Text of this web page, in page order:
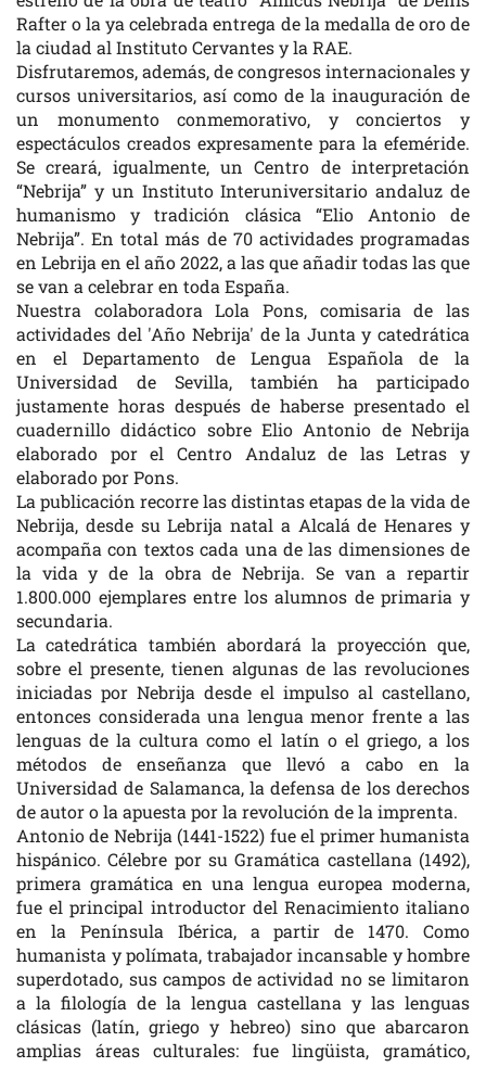
Rafter o la ya celebrada entrega de la medalla de oro de
la ciudad al Instituto Cervantes y la RAE.
Disfrutaremos, además, de congresos internacionales y
cursos universitarios, así como de la inauguración de
un monumento conmemorativo, y conciertos y
espectáculos creados expresamente para la efeméride.
Se creará, igualmente, un Centro de interpretación
“Nebrija” y un Instituto Interuniversitario andaluz de
humanismo y tradición clásica “Elio Antonio de
Nebrija”. En total más de 70 actividades programadas
en Lebrija en el año 2022, a las que añadir todas las que
se van a celebrar en toda España.
Nuestra colaboradora Lola Pons, comisaria de las
actividades del 'Año Nebrija' de la Junta y catedrática
en el Departamento de Lengua Española de la
Universidad de Sevilla, también ha participado
justamente horas después de haberse presentado el
cuadernillo didáctico sobre Elio Antonio de Nebrija
elaborado por el Centro Andaluz de las Letras y
elaborado por Pons.
La publicación recorre las distintas etapas de la vida de
Nebrija, desde su Lebrija natal a Alcalá de Henares y
acompaña con textos cada una de las dimensiones de
la vida y de la obra de Nebrija. Se van a repartir
1.800.000 ejemplares entre los alumnos de primaria y
secundaria.
La catedrática también abordará la proyección que,
sobre el presente, tienen algunas de las revoluciones
iniciadas por Nebrija desde el impulso al castellano,
entonces considerada una lengua menor frente a las
lenguas de la cultura como el latín o el griego, a los
métodos de enseñanza que llevó a cabo en la
Universidad de Salamanca, la defensa de los derechos
de autor o la apuesta por la revolución de la imprenta.
Antonio de Nebrija (1441-1522) fue el primer humanista
hispánico. Célebre por su Gramática castellana (1492),
primera gramática en una lengua europea moderna,
fue el principal introductor del Renacimiento italiano
en la Península Ibérica, a partir de 1470. Como
humanista y polímata, trabajador incansable y hombre
superdotado, sus campos de actividad no se limitaron
a la filología de la lengua castellana y las lenguas
clásicas (latín, griego y hebreo) sino que abarcaron
amplias áreas culturales: fue lingüista, gramático,